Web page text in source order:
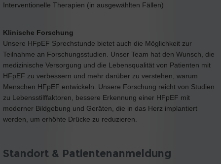
Interventionelle Therapien (in ausgewählten Fällen)
Klinische Forschung
Unsere HFpEF Sprechstunde bietet auch die Möglichkeit zur
Teilnahme an Forschungsstudien. Unser Team hat den Wunsch, die
medizinische Versorgung und die Lebensqualität von Patienten mit
HFpEF zu verbessern und mehr darüber zu verstehen, warum
Menschen HFpEF entwickeln. Unsere Forschung reicht von Studien
zu Lebensstilffaktoren, bessere Erkennung einer HFpEF mit
moderner Bildgebung und Geräten, die in das Herz implantiert
werden, um erhöhte Drücke zu reduzieren.
Standort & Patientenanmeldung